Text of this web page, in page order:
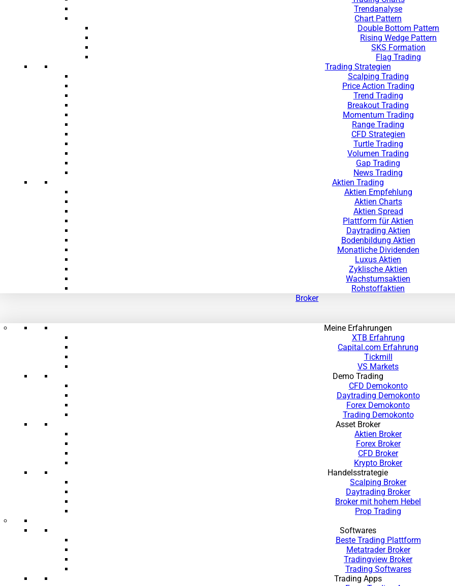
Trendanalyse
Chart Pattern
Double Bottom Pattern
Rising Wedge Pattern
SKS Formation
Flag Trading
Trading Strategien
Scalping Trading
Price Action Trading
Trend Trading
Breakout Trading
Momentum Trading
Range Trading
CFD Strategien
Turtle Trading
Volumen Trading
Gap Trading
News Trading
Aktien Trading
Aktien Empfehlung
Aktien Charts
Aktien Spread
Plattform für Aktien
Daytrading Aktien
Bodenbildung Aktien
Monatliche Dividenden
Luxus Aktien
Zyklische Aktien
Wachstumsaktien
Rohstoffaktien
Broker
Meine Erfahrungen
XTB Erfahrung
Capital.com Erfahrung
Tickmill
VS Markets
Demo Trading
CFD Demokonto
Daytrading Demokonto
Forex Demokonto
Trading Demokonto
Asset Broker
Aktien Broker
Forex Broker
CFD Broker
Krypto Broker
Handelsstrategie
Scalping Broker
Daytrading Broker
Broker mit hohem Hebel
Prop Trading
Softwares
Beste Trading Plattform
Metatrader Broker
Tradingview Broker
Trading Softwares
Trading Apps